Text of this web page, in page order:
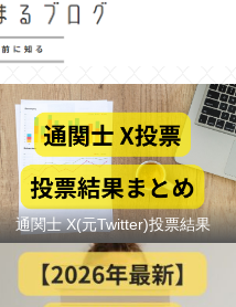
通関士 X(元Twitter)投票結果